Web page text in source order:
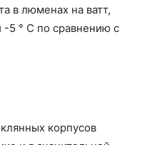
в люменах на ватт,
5 ° C по сравнению с
корпусов